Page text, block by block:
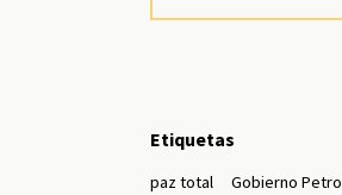
Etiquetas
paz total Gobierno Petro